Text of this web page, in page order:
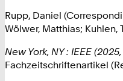
Rupp, Daniel
Wölwer, Matthias; Kuhlen,
New York, NY : IEEE
Fachzeitschriftenartikel